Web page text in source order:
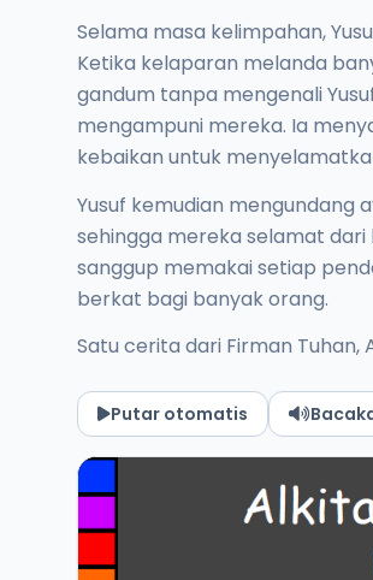
Selama masa kelimpahan,
Ketika kelaparan melanda
gandum tanpa mengenali
mengampuni mereka. Ia
kebaikan untuk
Yusuf kemudian mengundang
sehingga mereka selamat dari
sanggup memakai setiap
berkat bagi banyak orang.
Satu cerita dari Firman
Putar otomatis